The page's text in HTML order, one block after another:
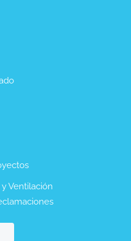
Ventilación